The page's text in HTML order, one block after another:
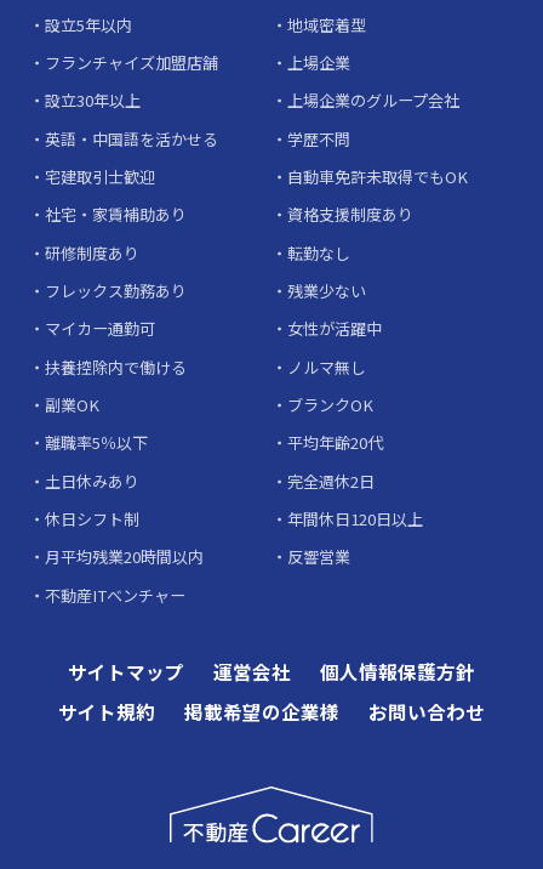
設立5年以内
地域密着型
フランチャイズ加盟店舗
上場企業
設立30年以上
上場企業のグループ会社
英語・中国語を活かせる
学歴不問
宅建取引士歓迎
自動車免許未取得でもOK
社宅・家賃補助あり
資格支援制度あり
研修制度あり
転勤なし
フレックス勤務あり
残業少ない
マイカー通勤可
女性が活躍中
扶養控除内で働ける
ノルマ無し
副業OK
ブランクOK
離職率5％以下
平均年齢20代
土日休みあり
完全週休2日
休日シフト制
年間休日120日以上
月平均残業20時間以内
反響営業
不動産ITベンチャー
サイトマップ 運営会社
個人情報保護方針
サイト規約
掲載希望の企業様 お問い合わせ